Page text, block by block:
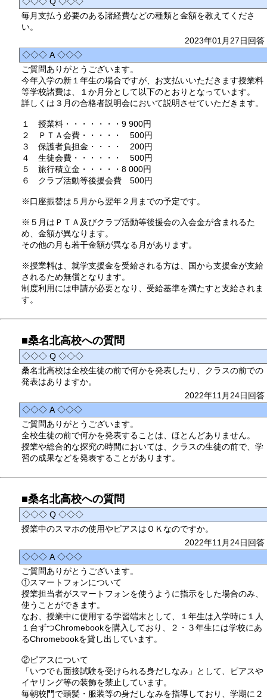
毎月支払う必要のある諸経費などの種類と金額を教えてくださ
い。
2023年01月27日回答
◇◇◇ A ◇◇◇
ご質問ありがとうございます。
今年入学の新１年生の場合ですが、お支払いいただきます授業料
等学校諸費は、１か月分として以下のとおりとなっています。
詳しくは３月の合格者説明会において説明させていただきます。
１ 授業料・・・・・・・9 900円
２ ＰＴＡ会費・・・・・ 500円
３ 保護者負担金・・・・ 200円
４ 生徒会費・・・・・・ 500円
５ 旅行積立金・・・・・8 000円
６ クラブ活動等後援会費 500円
※口座振替は５月から翌年２月までの予定です。
※５月はＰＴＡ及びクラブ活動等後援会の入会金が含まれるた
め、金額が異なります。
その他の月も若干金額が異なる月があります。
※授業料は、就学支援金を受給される方は、国から支援金が支給
されるため無償となります。
制度利用には申請が必要となり、受給基準を満たすと支給されま
す。
■桑名北高校への質問
◇◇◇ Q ◇◇◇
桑名北高校は全校生徒の前で何かを発表したり、クラスの前での
発表はありますか。
2022年11月24日回答
◇◇◇ A ◇◇◇
ご質問ありがとうございます。
全校生徒の前で何かを発表することは、ほとんどありません。
授業や総合的な探究の時間においては、クラスの生徒の前で、学
習の成果などを発表することがあります。
■桑名北高校への質問
◇◇◇ Q ◇◇◇
授業中のスマホの使用やピアスはＯＫなのですか。
2022年11月24日回答
◇◇◇ A ◇◇◇
ご質問ありがとうございます。
①スマートフォンについて
授業担当者がスマートフォンを使うように指示をした場合のみ、
使うことができます。
なお、授業中に使用する学習端末として、１年生は入学時に１人
１台ずつChromebookを購入しており、２・３年生には学校にあ
るChromebookを貸し出しています。
②ピアスについて
「いつでも面接試験を受けられる身だしなみ」として、ピアスや
イヤリング等の装飾を禁止しています。
毎朝校門で頭髪・服装等の身だしなみを指導しており、学期に２